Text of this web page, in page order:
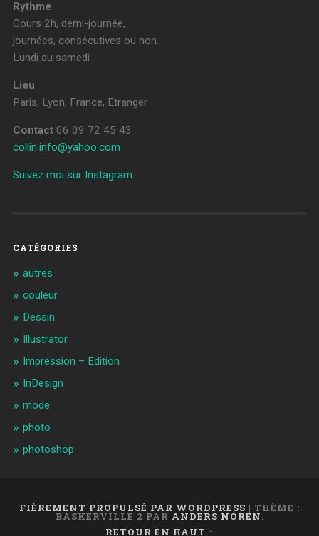
Rythme
Cours 2h, demi-journée,
journées, consécutives ou non.
Lundi au samedi
Lieu
Paris, Lyon, France, Etranger
Contact 06 09 72 45 43
collin.info@yahoo.com
Suivez moi sur Instagram
CATÉGORIES
autres
couleur
Dessin
Illustrator
Impression – Edition
InDesign
mode
photo
photoshop
FIÈREMENT PROPULSÉ PAR WORDPRESS | THÈME :
BASKERVILLE 2 PAR ANDERS NOREN.
RETOUR EN HAUT ↑